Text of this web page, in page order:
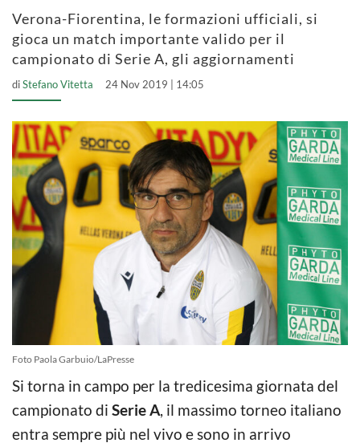
Verona-Fiorentina, le formazioni ufficiali, si
gioca un match importante valido per il
campionato di Serie A, gli aggiornamenti
diStefano Vitetta 24 Nov 2019 | 14:05
Foto Paola Garbuio/LaPresse
Si torna in campo per la tredicesima giornata del
campionato di Serie A, il massimo torneo italiano
entra sempre più nel vivo e sono in arrivo